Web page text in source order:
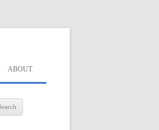
ABOUT